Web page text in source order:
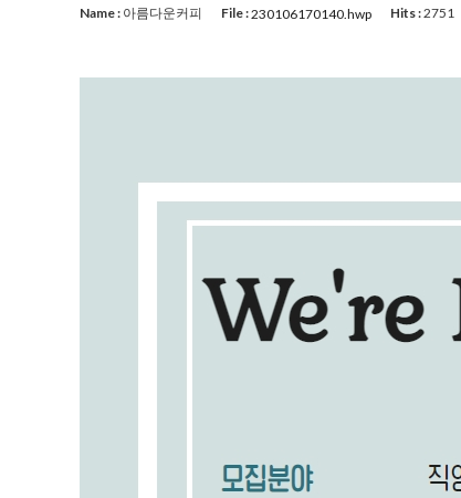
Name : 아름다운커피 File :230106170140.hwp Hits :2751